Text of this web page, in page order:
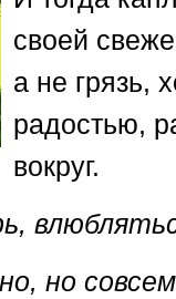
своей
а не грязь,
радостью,
вокруг.
но